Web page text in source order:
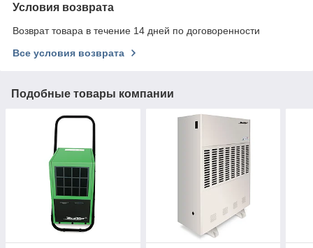
Условия возврата
Возврат товара в течение 14 дней по договоренности
Все условия возврата
Подобные товары компании